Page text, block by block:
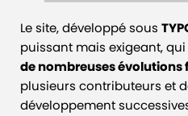
Le site, développé sous
puissant mais exigeant,
de nombreuses évolutions
plusieurs contributeurs et
développement